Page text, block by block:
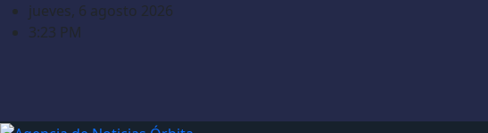
Saltarjueves, 6 agosto 2026
3:23 PM